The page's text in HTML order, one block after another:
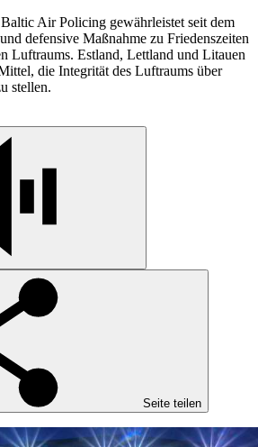
Air Policing gewährleistet seit dem
defensive Maßnahme zu Friedenszeiten
Luftraums. Estland, Lettland und Litauen
die Integrität des Luftraums über
stellen.
Seite teilen